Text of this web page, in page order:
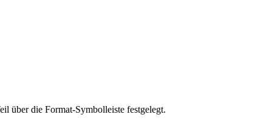
über die Format-Symbolleiste festgelegt.